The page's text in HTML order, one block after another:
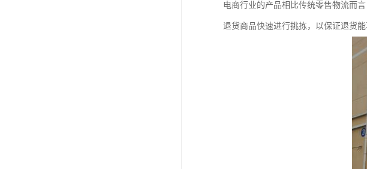
电商行业的产品相比传统零售物流而
退货商品快速进行挑拣，以保证退货